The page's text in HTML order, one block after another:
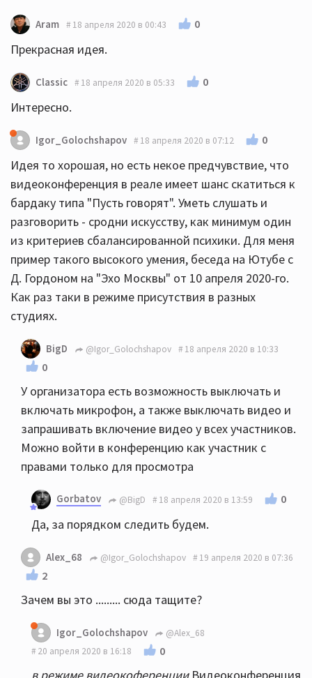
Aram 18 апреля 2020 в 00:43 0
Прекрасная идея.
Classic 18 апреля 2020 в 05:33 0
Интересно.
Igor_Golochshapov 18 апреля 2020 в 07:12 0
Идея то хорошая, но есть некое предчувствие, что
видеоконференция в реале имеет шанс скатиться к
бардаку типа "Пусть говорят". Уметь слушать и
разговорить - сродни искусству, как минимум один
из критериев сбалансированной психики. Для меня
пример такого высокого умения, беседа на Ютубе с
Д. Гордоном на "Эхо Москвы" от 10 апреля 2020-го.
Как раз таки в режиме присутствия в разных
студиях.
BigD @Igor_Golochshapov 18 апреля 2020 в 10:33
0
У организатора есть возможность выключать и
включать микрофон, а также выключать видео и
запрашивать включение видео у всех участников.
Можно войти в конференцию как участник с
правами только для просмотра
Gorbatov @BigD 18 апреля 2020 в 13:59 0
Да, за порядком следить будем.
Alex_68 @Igor_Golochshapov 19 апреля 2020 в 07:36
2
Зачем вы это ......... сюда тащите?
Igor_Golochshapov
@Alex_68
20 апреля 2020 в 16:18
0